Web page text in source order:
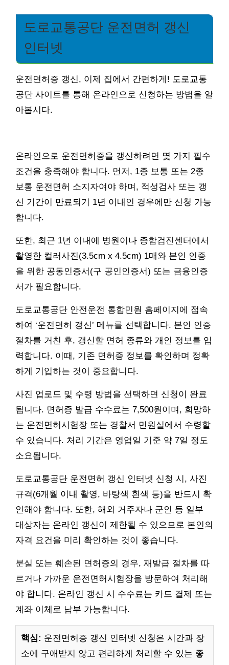
도로교통공단 운전면허 갱신
인터넷
운전면허증 갱신, 이제 집에서 간편하게! 도로교통
공단 사이트를 통해 온라인으로 신청하는 방법을 알
아봅시다.
온라인으로 운전면허증을 갱신하려면 몇 가지 필수
조건을 충족해야 합니다. 먼저, 1종 보통 또는 2종
보통 운전면허 소지자여야 하며, 적성검사 또는 갱
신 기간이 만료되기 1년 이내인 경우에만 신청 가능
합니다.
또한, 최근 1년 이내에 병원이나 종합검진센터에서
촬영한 컬러사진(3.5cm x 4.5cm) 1매와 본인 인증
을 위한 공동인증서(구 공인인증서) 또는 금융인증
서가 필요합니다.
도로교통공단 안전운전 통합민원 홈페이지에 접속
하여 ‘운전면허 갱신’ 메뉴를 선택합니다. 본인 인증
절차를 거친 후, 갱신할 면허 종류와 개인 정보를 입
력합니다. 이때, 기존 면허증 정보를 확인하며 정확
하게 기입하는 것이 중요합니다.
사진 업로드 및 수령 방법을 선택하면 신청이 완료
됩니다. 면허증 발급 수수료는 7,500원이며, 희망하
는 운전면허시험장 또는 경찰서 민원실에서 수령할
수 있습니다. 처리 기간은 영업일 기준 약 7일 정도
소요됩니다.
도로교통공단 운전면허 갱신 인터넷 신청 시, 사진
규격(6개월 이내 촬영, 바탕색 흰색 등)을 반드시 확
인해야 합니다. 또한, 해외 거주자나 군인 등 일부
대상자는 온라인 갱신이 제한될 수 있으므로 본인의
자격 요건을 미리 확인하는 것이 좋습니다.
분실 또는 훼손된 면허증의 경우, 재발급 절차를 따
르거나 가까운 운전면허시험장을 방문하여 처리해
야 합니다. 온라인 갱신 시 수수료는 카드 결제 또는
계좌 이체로 납부 가능합니다.
핵심: 운전면허증 갱신 인터넷 신청은 시간과 장
소에 구애받지 않고 편리하게 처리할 수 있는 좋